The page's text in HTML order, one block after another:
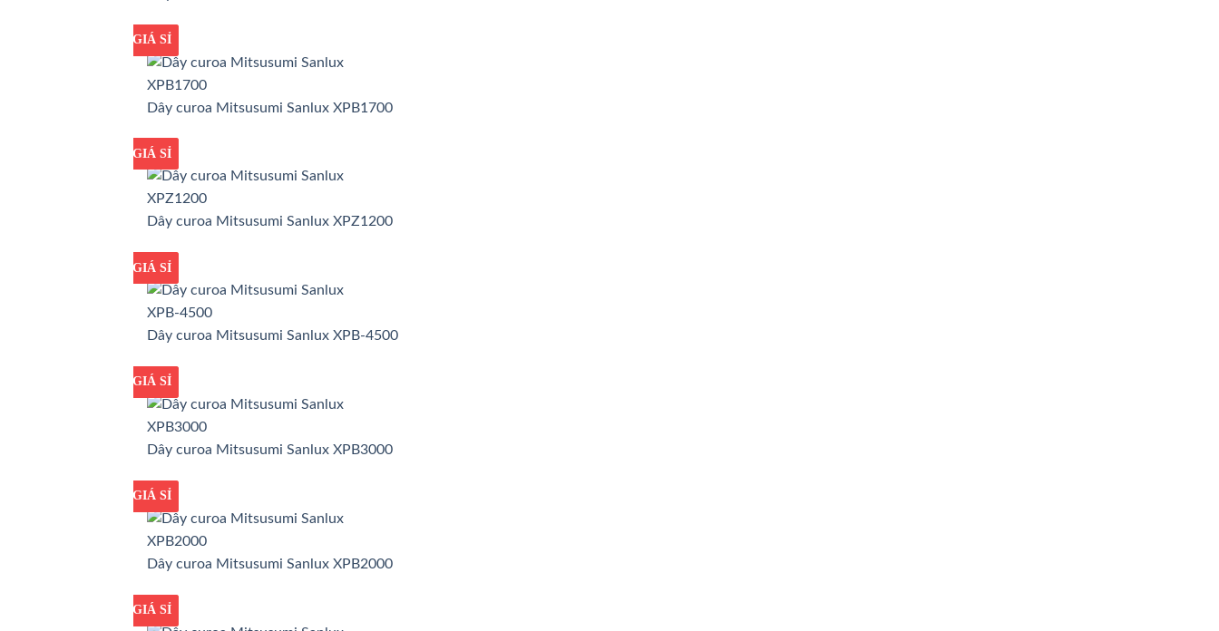
GIÁ TỐT
GIÁ SỈ
Dây curoa Mitsusumi Sanlux XPB1700
GIÁ TỐT
GIÁ SỈ
Dây curoa Mitsusumi Sanlux XPZ1200
GIÁ TỐT
GIÁ SỈ
Dây curoa Mitsusumi Sanlux XPB-4500
GIÁ TỐT
GIÁ SỈ
Dây curoa Mitsusumi Sanlux XPB3000
GIÁ TỐT
GIÁ SỈ
Dây curoa Mitsusumi Sanlux XPB2000
GIÁ TỐT
GIÁ SỈ